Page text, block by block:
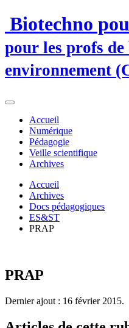
Biotechno
pour les profs de
environnement
Accueil
Numérique
Pédagogie
Veille scientifique
Archives
Accueil
Archives
Docs pédagogiques
ES&ST
PRAP
PRAP
Dernier ajout : 16 février 2015.